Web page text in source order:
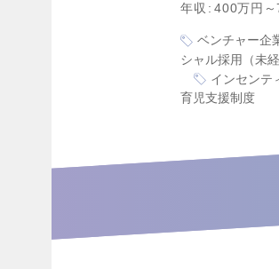
年収 400万円～
ベンチャー企
シャル採用（未経
インセンテ
育児支援制度